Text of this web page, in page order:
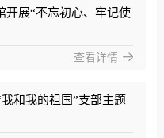
开展“不忘初心、牢记使
查看详情
和我的祖国”支部主题